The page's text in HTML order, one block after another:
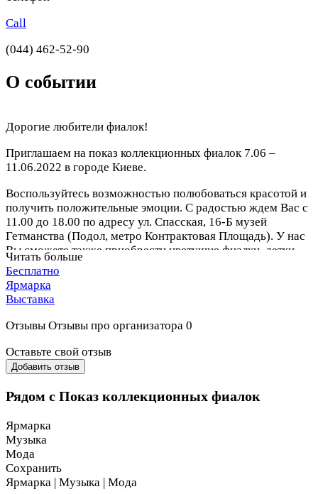
Call
(044) 462-52-90
О событии
Дорогие любители фиалок!
Приглашаем на показ коллекционных фиалок 7.06 –
11.06.2022 в городе Киеве.
Воспользуйтесь возможностью полюбоваться красотой и
получить положительные эмоции. С радостью ждем Вас с
11.00 до 18.00 по адресу ул. Спасская, 16-Б музей
Гетманства (Подол, метро Контрактовая Площадь). У нас
Вы сможете также приобрести цветущие фиалки, детки,
листики, сопутствующие товары и получить консультацию
по уходу и выращиванию.
В течение всего периода будет проводиться
беспроигрышная лотерея, в которой мы разыграем
цветущую фиалку, детки и листики.
Часть вырученных средств будет перечислена в помощь
ВСУ. Верим в нашу победу и работаем для победы!
Читать больше
Бесплатно
Ярмарка
Выставка
Отзывы Отзывы про организатора 0
Оставьте свой отзыв
Добавить отзыв
Рядом с Показ коллекционных фиалок
Ярмарка
Музыка
Мода
Сохранить
Ярмарка | Музыка | Мода